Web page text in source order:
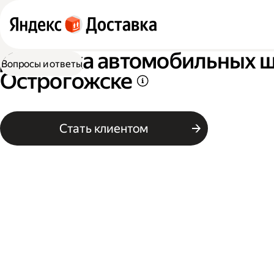
Доставка автомобильных
Острогожске
Стать клиентом
Вопросы и ответы